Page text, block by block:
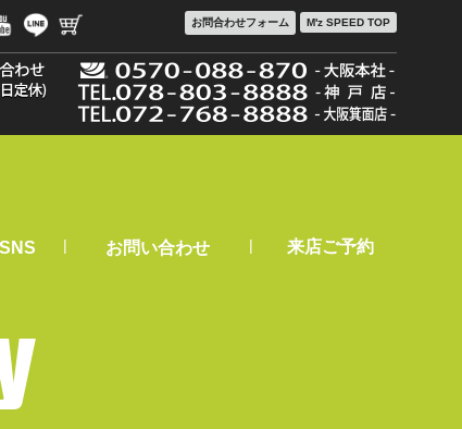
お問合わせフォーム M'z SPEED TOP
SNS | お問い合わせ | 来店ご予約